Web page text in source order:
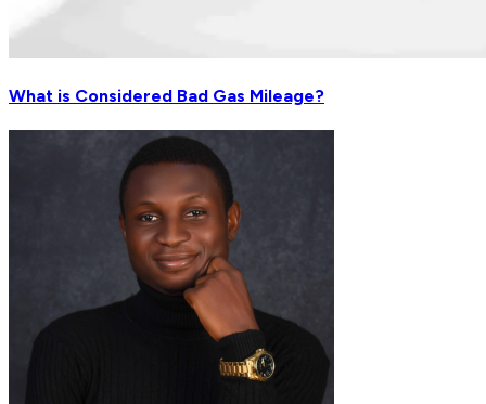
What is Considered Bad Gas Mileage?